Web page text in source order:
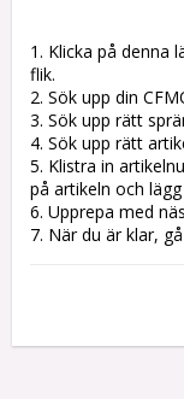
1. Klicka på denna
flik.
2. Sök upp din
3. Sök upp rätt
4. Sök upp rätt
5. Klistra in
på artikeln och
6. Upprepa med
7. När du är klar,